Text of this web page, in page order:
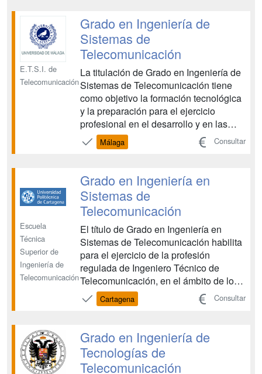
actuales y futuras del estado de las
diferentes disciplinas como para la ...
E.T.S.I. de
Telecomunicación
Grado en Ingeniería de
Sistemas de
Telecomunicación
La titulación de Grado en Ingeniería de
Sistemas de Telecomunicación tiene
como objetivo la formación tecnológica
y la preparación para el ejercicio
profesional en el desarrollo y en las
aplicaciones de las Tecnologías de la
Información y las Comunicaciones
fundamentalmente práctica, con
especial énfasis en los sistemas de ...
Málaga Consultar
Escuela
Técnica
Superior de
Ingeniería de
Telecomunicación
Grado en Ingeniería en
Sistemas de
Telecomunicación
El título de Grado en Ingeniería en
Sistemas de Telecomunicación habilita
para el ejercicio de la profesión
regulada de Ingeniero Técnico de
Telecomunicación, en el ámbito de los
Sistemas de Telecomunicación, de
acuerdo con los requisitos establecidos
febrero. En esa Orden se determinan
las condiciones y requisitos ...
Cartagena Consultar
Grado en Ingeniería de
Tecnologías de
Telecomunicación